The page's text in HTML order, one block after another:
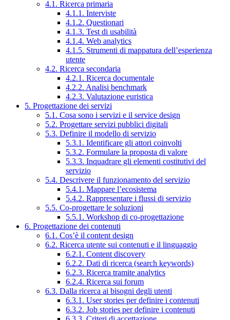
4.1. Ricerca primaria
4.1.1. Interviste
4.1.2. Questionari
4.1.3. Test di usabilità
4.1.4. Web analytics
4.1.5. Strumenti di mappatura dell’esperienza
utente
4.2. Ricerca secondaria
4.2.1. Ricerca documentale
4.2.2. Analisi benchmark
4.2.3. Valutazione euristica
5. Progettazione dei servizi
5.1. Cosa sono i servizi e il service design
5.2. Progettare servizi pubblici digitali
5.3. Definire il modello di servizio
5.3.1. Identificare gli attori coinvolti
5.3.2. Formulare la proposta di valore
5.3.3. Inquadrare gli elementi costitutivi del
servizio
5.4. Descrivere il funzionamento del servizio
5.4.1. Mappare l’ecosistema
5.4.2. Rappresentare i flussi di servizio
5.5. Co-progettare le soluzioni
5.5.1. Workshop di co-progettazione
6. Progettazione dei contenuti
6.1. Cos’è il content design
6.2. Ricerca utente sui contenuti e il linguaggio
6.2.1. Content discovery
6.2.2. Dati di ricerca (search keywords)
6.2.3. Ricerca tramite analytics
6.2.4. Ricerca sui forum
6.3. Dalla ricerca ai bisogni degli utenti
6.3.1. User stories per definire i contenuti
6.3.2. Job stories per definire i contenuti